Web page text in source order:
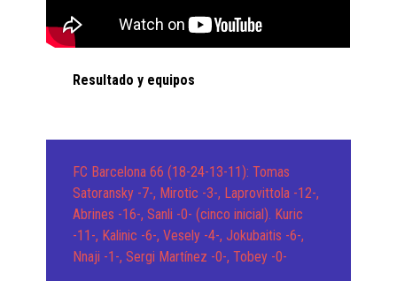
Resultado y equipos
FC Barcelona 66 (18-24-13-11): Tomas
Satoransky -7-, Mirotic -3-, Laprovittola -12-,
Abrines -16-, Sanli -0- (cinco inicial). Kuric
-11-, Kalinic -6-, Vesely -4-, Jokubaitis -6-,
Nnaji -1-, Sergi Martínez -0-, Tobey -0-